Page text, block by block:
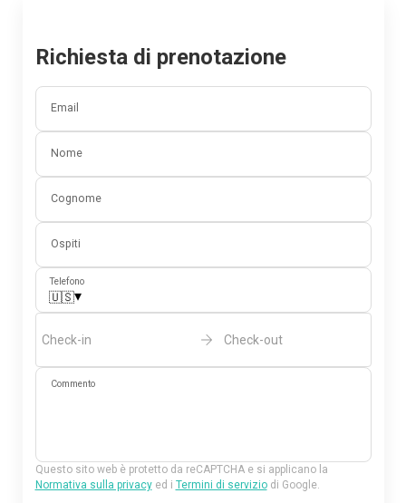
Richiesta di prenotazione
Email
Nome
Cognome
Ospiti
Telefono
🇺🇸▾
Check-in Check-out
Commento
Questo sito web è protetto da reCAPTCHA e si applicano la
Normativa sulla privacyed i Termini di serviziodi Google.